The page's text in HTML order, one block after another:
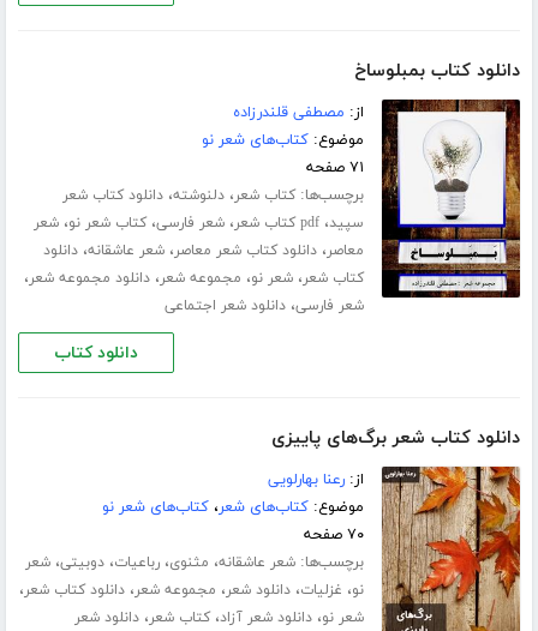
دانلود کتاب بمبلوساخ
از: مصطفی قلندرزاده
موضوع:کتاب‌های شعر نو
۷۱ صفحه
برچسب‌ها:کتاب شعر،دلنوشته،دانلود کتاب شعر
سپید،pdf کتاب شعر ،شعر فارسی،کتاب شعر نو،شعر
معاصر،دانلود کتاب شعر معاصر،شعر عاشقانه،دانلود
کتاب شعر،شعر نو، مجموعه شعر،دانلود مجموعه شعر،
شعر فارسی،دانلود شعر اجتماعی
دانلود کتاب
دانلود کتاب شعر برگ‌های پاییزی
از:رعنا بهارلویی
موضوع:کتاب‌های شعر،کتاب‌های شعر نو
۷۰ صفحه
برچسب‌ها:شعر عاشقانه، مثنوی،رباعیات،دوبیتی،شعر
نو، غزلیات،دانلود شعر، مجموعه شعر،دانلود کتاب شعر،
شعر نو،دانلود شعر آزاد،کتاب شعر،دانلود شعر